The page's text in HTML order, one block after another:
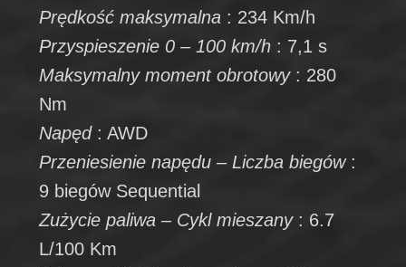
Prędkość maksymalna : 234 Km/h
Przyspieszenie 0 – 100 km/h : 7,1 s
Maksymalny moment obrotowy: 280
Nm
Napęd: AWD
Przeniesienie napędu – Liczba biegów:
9 biegów Sequential
Zużycie paliwa – Cykl mieszany: 6.7
L/100 Km